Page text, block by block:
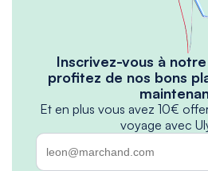
Inscrivez-vous à
profitez de nos bons
Et en plus vous avez 10€
voyage avec